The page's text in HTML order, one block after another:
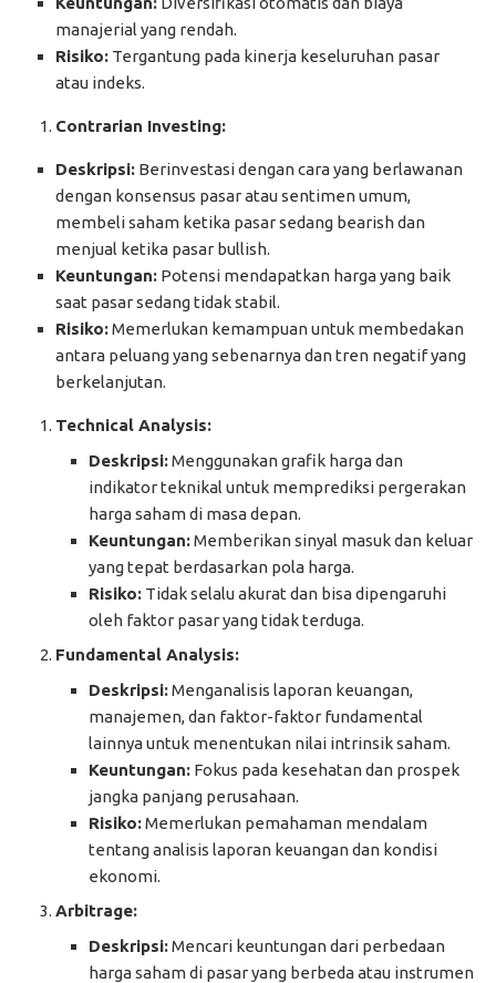
manajerial yang rendah.
Risiko: Tergantung pada kinerja keseluruhan pasar
atau indeks.
Contrarian Investing:
Deskripsi: Berinvestasi dengan cara yang berlawanan
dengan konsensus pasar atau sentimen umum,
membeli saham ketika pasar sedang bearish dan
menjual ketika pasar bullish.
Keuntungan: Potensi mendapatkan harga yang baik
saat pasar sedang tidak stabil.
Risiko:Memerlukan kemampuan untuk membedakan
antara peluang yang sebenarnya dan tren negatif yang
berkelanjutan.
Technical Analysis:
Deskripsi:Menggunakan grafik harga dan
indikator teknikal untuk memprediksi pergerakan
harga saham di masa depan.
Keuntungan:Memberikan sinyal masuk dan keluar
yang tepat berdasarkan pola harga.
Risiko: Tidak selalu akurat dan bisa dipengaruhi
oleh faktor pasar yang tidak terduga.
Fundamental Analysis:
Deskripsi:Menganalisis laporan keuangan,
manajemen, dan faktor-faktor fundamental
lainnya untuk menentukan nilai intrinsik saham.
Keuntungan: Fokus pada kesehatan dan prospek
jangka panjang perusahaan.
Risiko:Memerlukan pemahaman mendalam
tentang analisis laporan keuangan dan kondisi
ekonomi.
Arbitrage:
Deskripsi:Mencari keuntungan dari perbedaan
harga saham di pasar yang berbeda atau instrumen